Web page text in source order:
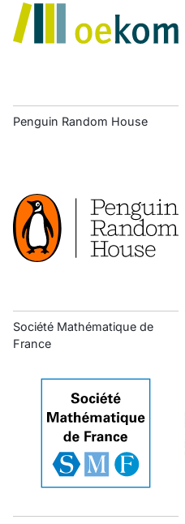
Penguin Random House
Société Mathématique de
France